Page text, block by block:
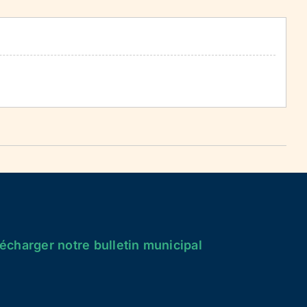
notre bulletin municipal